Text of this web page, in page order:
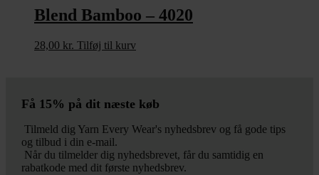
Blend Bamboo – 4020
28,00 kr. Tilføj til kurv
Få 15% på dit næste køb
Tilmeld dig Yarn Every Wear's nyhedsbrev og få gode tips
og tilbud i din e-mail.
Når du tilmelder dig nyhedsbrevet, får du samtidig en
rabatkode med dit første nyhedsbrev.